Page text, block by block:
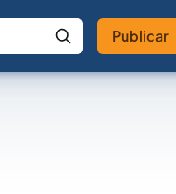
no Jus
Publicar